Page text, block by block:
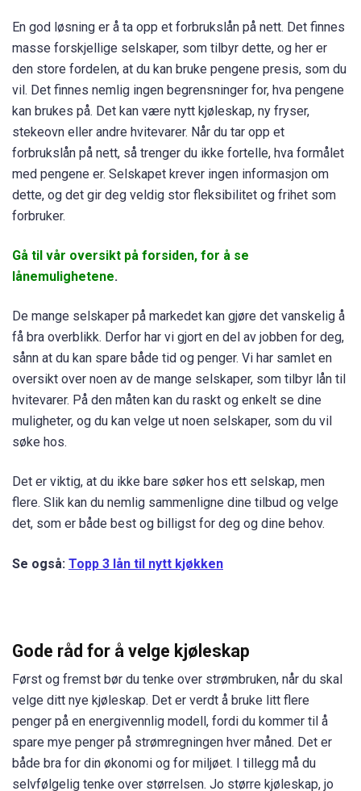
En god løsning er å ta opp et forbrukslån på nett. Det finnes
masse forskjellige selskaper, som tilbyr dette, og her er
den store fordelen, at du kan bruke pengene presis, som du
vil. Det finnes nemlig ingen begrensninger for, hva pengene
kan brukes på. Det kan være nytt kjøleskap, ny fryser,
stekeovn eller andre hvitevarer. Når du tar opp et
forbrukslån på nett, så trenger du ikke fortelle, hva formålet
med pengene er. Selskapet krever ingen informasjon om
dette, og det gir deg veldig stor fleksibilitet og frihet som
forbruker.
Gå til vår oversikt på forsiden, for å se
lånemulighetene.
De mange selskaper på markedet kan gjøre det vanskelig å
få bra overblikk. Derfor har vi gjort en del av jobben for deg,
sånn at du kan spare både tid og penger. Vi har samlet en
oversikt over noen av de mange selskaper, som tilbyr lån til
hvitevarer. På den måten kan du raskt og enkelt se dine
muligheter, og du kan velge ut noen selskaper, som du vil
søke hos.
Det er viktig, at du ikke bare søker hos ett selskap, men
flere. Slik kan du nemlig sammenligne dine tilbud og velge
det, som er både best og billigst for deg og dine behov.
Se også: Topp 3 lån til nytt kjøkken
Gode råd for å velge kjøleskap
Først og fremst bør du tenke over strømbruken, når du skal
velge ditt nye kjøleskap. Det er verdt å bruke litt flere
penger på en energivennlig modell, fordi du kommer til å
spare mye penger på strømregningen hver måned. Det er
både bra for din økonomi og for miljøet. I tillegg må du
selvfølgelig tenke over størrelsen. Jo større kjøleskap, jo